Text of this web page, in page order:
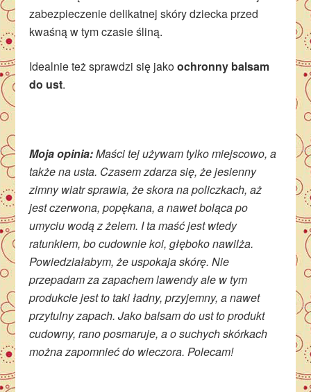
zabezpieczenie delikatnej skóry dziecka przed
kwaśną w tym czasie śliną.
Idealnie też sprawdzi się jakoochronny balsam
do ust.
Moja opinia:Maści tej używam tylko miejscowo, a
także na usta. Czasem zdarza się, że jesienny
zimny wiatr sprawia, że skora na policzkach, aż
jest czerwona, popękana, a nawet boląca po
umyciu wodą z żelem. I ta maść jest wtedy
ratunkiem, bo cudownie koi, głęboko nawilża.
Powiedziałabym, że uspokaja skórę. Nie
przepadam za zapachem lawendy ale w tym
produkcie jest to taki ładny, przyjemny, a nawet
przytulny zapach. Jako balsam do ust to produkt
cudowny, rano posmaruje, a o suchych skórkach
można zapomnieć do wieczora. Polecam!